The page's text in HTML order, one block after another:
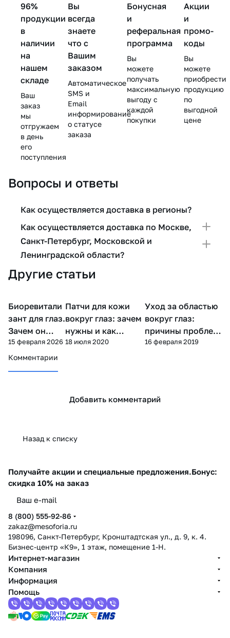
96%
продукции
в
наличии
на
нашем
складе
Ваш
заказ
мы
отгружаем
в день
его
поступления
Вы
всегда
знаете
что с
Вашим
заказом
Автоматическое
SMS и
Email
информирование
о статусе
заказа
Бонусная
и
реферальная
программа
Вы
можете
получать
максимальную
выгоду с
каждой
покупки
Акции
и
промо-
коды
Вы
можете
приобрести
продукцию
по
выгодной
цене
Вопросы и ответы
Как осуществляется доставка в регионы?
Как осуществляется доставка по Москве,
Санкт-Петербург, Московской и
Ленинградской области?
Другие статьи
Мезотерапия
Биоревитали
зант для глаз.
Зачем он
нужен?
15 февраля 2026
Уход за лицом
Патчи для кожи
вокруг глаз: зачем
нужны и как
пользоваться
18 июля 2020
Уход за лицом
Уход за областью
вокруг глаз:
причины проблем
и решения
16 февраля 2019
Комментарии
Добавить комментарий
Назад к списку
Получайте акции и специальные предложения.Бонус:
скидка 10% на заказ
8 (800) 555-92-86
zakaz@mesoforia.ru
198096, Санкт-Петербург, Кронштадтская ул., д. 9, к. 4.
Бизнес-центр «К9», 1 этаж, помещение 1-Н.
Интернет-магазин
Компания
Информация
Помощь